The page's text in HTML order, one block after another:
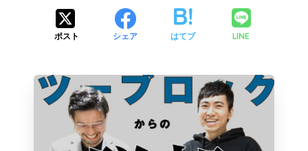
ポスト シェア はてブ LINE